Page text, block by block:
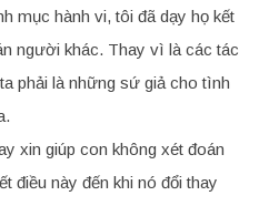
mục hành vi, tôi đã dạy họ kết
người khác. Thay vì là các tác
phải là những sứ giả cho tình
xin giúp con không xét đoán
điều này đến khi nó đổi thay